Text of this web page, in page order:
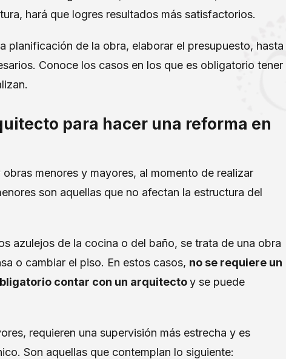
hará que logres resultados más satisfactorios.
planificación de la obra, elaborar el presupuesto, hasta
Conoce los casos en los que es obligatorio tener
para hacer una reforma en
menores y mayores, al momento de realizar
son aquellas que no afectan la estructura del
azulejos de la cocina o del baño, se trata de una obra
o cambiar el piso. En estos casos, no se requiere un
contar con un arquitectoy se puede
requieren una supervisión más estrecha y es
Son aquellas que contemplan lo siguiente: